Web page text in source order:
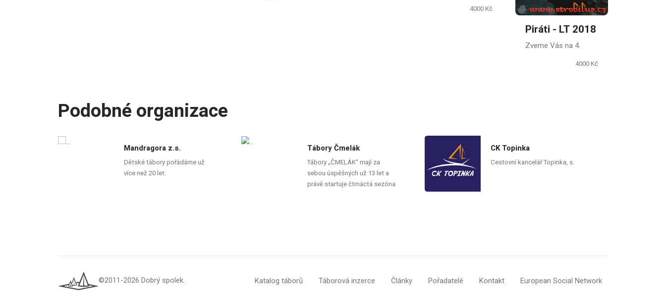
kamarády, zažijete4000 Kč
Piráti - LT 2018
Zveme Vás na 4.
4000 Kč
Podobné organizace
Mandragora z.s.
Dětské tábory pořádáme už
více než 20 let.
Tábory Čmelák
Tábory „ČMELÁK“ mají za
sebou úspěšných už 13 let a
právě startuje čtrnáctá sezóna.
CK Topinka
Cestovní kancelář Topinka, s.
©2011-2026 Dobrý spolek. Katalog táborů Táborová inzerce Články Pořadatelé Kontakt European Social Network